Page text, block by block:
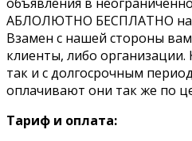
АБЛОЛЮТНО БЕСПЛАТНО на
Взамен с нашей стороны
клиенты, либо организации.
так и с долгосрочным
оплачивают они так же по
Тариф и оплата: